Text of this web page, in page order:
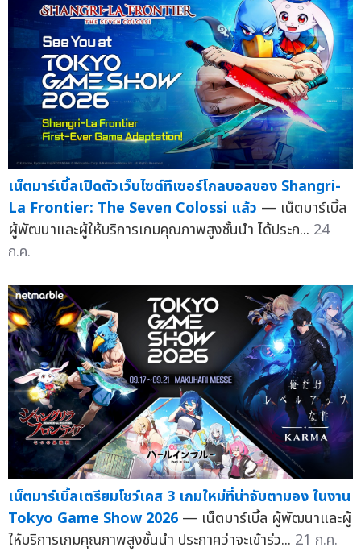
เน็ตมาร์เบิ้ลเปิดตัวเว็บไซต์ทีเซอร์โกลบอลของ Shangri-
La Frontier: The Seven Colossi แล้ว — เน็ตมาร์เบิ้ล
ผู้พัฒนาและผู้ให้บริการเกมคุณภาพสูงชั้นนำ ได้ประก... 24
ก.ค.
เน็ตมาร์เบิ้ลเตรียมโชว์เคส 3 เกมใหม่ที่น่าจับตามอง ในงาน
Tokyo Game Show 2026 — เน็ตมาร์เบิ้ล ผู้พัฒนาและผู้
ให้บริการเกมคุณภาพสูงชั้นนำ ประกาศว่าจะเข้าร่ว... 21 ก.ค.